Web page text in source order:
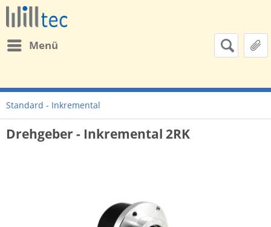
Menü
Standard - Inkremental
Drehgeber - Inkremental 2RK